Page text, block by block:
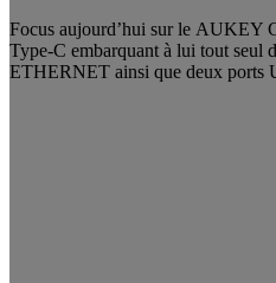
Focus aujourd’hui sur le AUKEY
Type-C embarquant à lui tout
ETHERNET ainsi que deux ports